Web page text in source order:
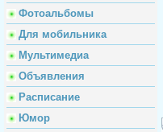
Фотоальбомы
Для мобильника
Мультимедиа
Объявления
Расписание
Юмор